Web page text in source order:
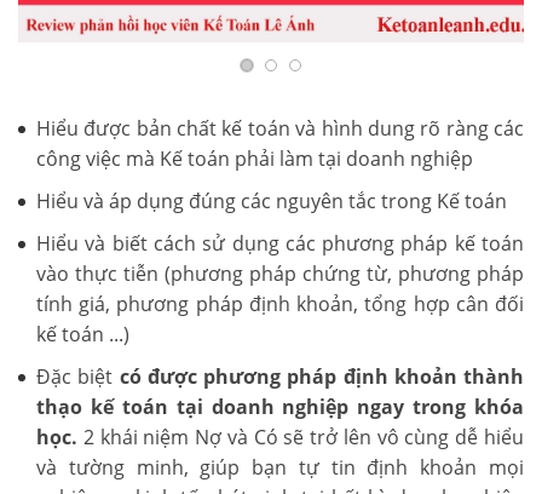
Hiểu được bản chất kế toán và hình dung rõ ràng các
công việc mà Kế toán phải làm tại doanh nghiệp
Hiểu và áp dụng đúng các nguyên tắc trong Kế toán
Hiểu và biết cách sử dụng các phương pháp kế toán
vào thực tiễn (phương pháp chứng từ, phương pháp
tính giá, phương pháp định khoản, tổng hợp cân đối
kế toán ...)
Đặc biệt có được phương pháp định khoản thành
thạo kế toán tại doanh nghiệp ngay trong khóa
học. 2 khái niệm Nợ và Có sẽ trở lên vô cùng dễ hiểu
và tường minh, giúp bạn tự tin định khoản mọi